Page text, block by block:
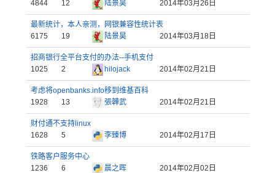
4844
12 陆景昊 2014年03月26日
最新统计，本人亲测，网银兼容性统计表
6175
19 陆景昊 2014年03月18日
招商银行全平台支付的办法--手机支付
1025
2 hilojack 2014年02月21日
考虑将openbanks.info移到维基百科
1928
13 張韡武 2014年02月21日
财付通不支持linux
1628
5 李臻博 2014年02月17日
铁路客户服务中心
1236
6 晨之晖 2014年02月02日